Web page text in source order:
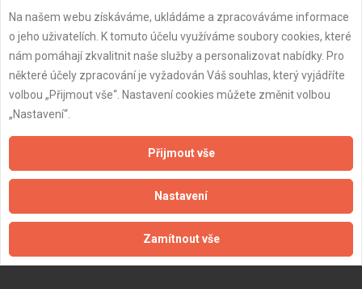
Datum registrace: 29.1.2022
Dostupnost:
Na našem webu získáváme, ukládáme a zpracováváme informace
o jeho uživatelích. K tomuto účelu využíváme soubory cookies, které
nám pomáhají zkvalitnit naše služby a personalizovat nabídky. Pro
některé účely zpracování je vyžadován Váš souhlas, který vyjádříte
volbou „Přijmout vše“. Nastavení cookies můžete změnit volbou
„Nastavení“.
Přijmout vše
Nastavení
Zamítnout vše